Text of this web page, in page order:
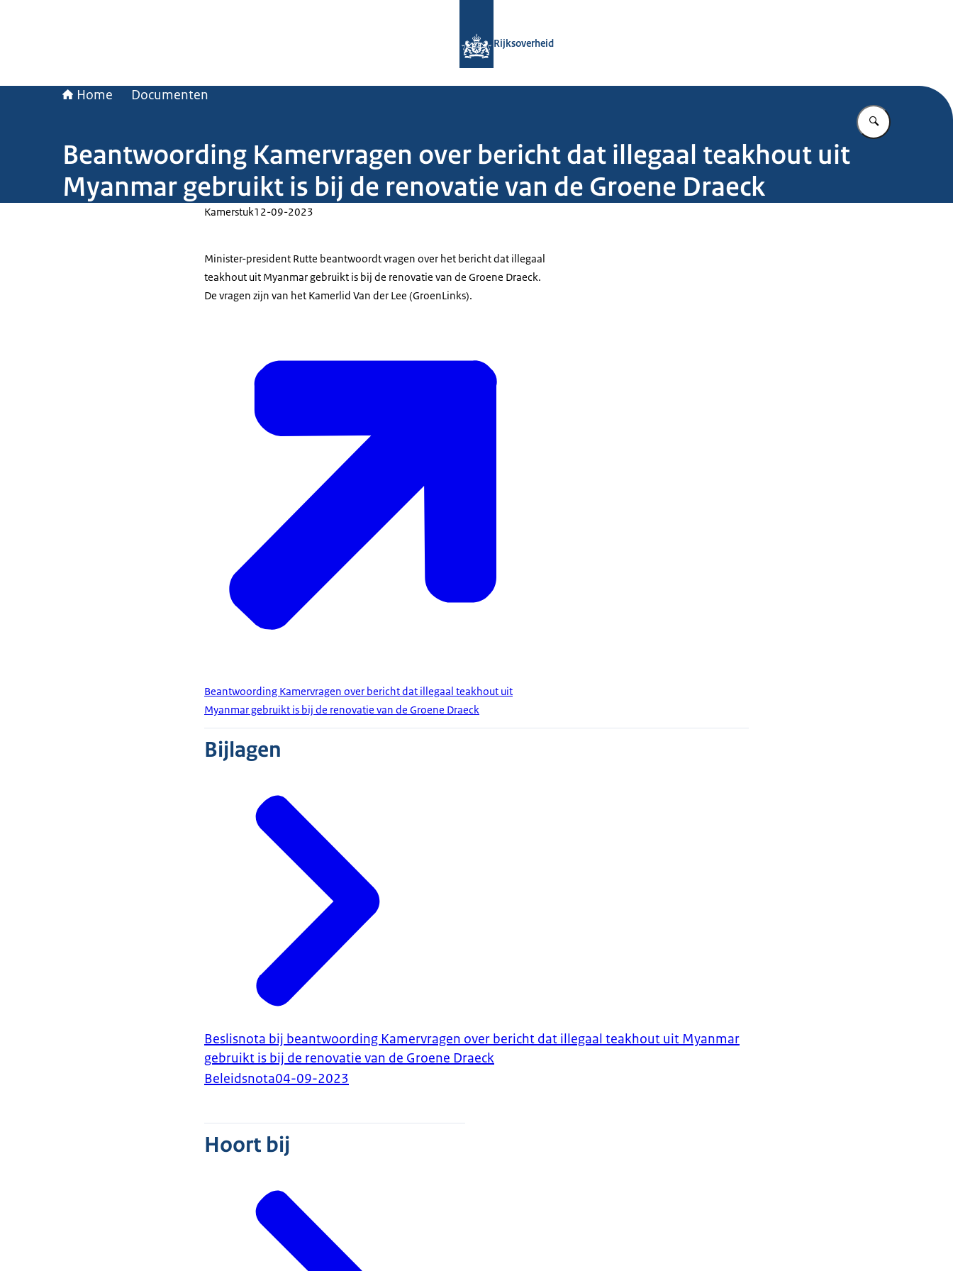
Rijksoverheid
Home Documenten
Vul in wat u
Beantwoording Kamervragen over bericht dat illegaal teakhout uit
Myanmar gebruikt is bij de renovatie van de Groene Draeck
Kamerstuk12-09-2023
Minister-president Rutte beantwoordt vragen over het bericht dat illegaal
teakhout uit Myanmar gebruikt is bij de renovatie van de Groene Draeck.
De vragen zijn van het Kamerlid Van der Lee (GroenLinks).
Beantwoording Kamervragen over bericht dat illegaal teakhout uit
Myanmar gebruikt is bij de renovatie van de Groene Draeck
Bijlagen
Beslisnota bij beantwoording Kamervragen over bericht dat illegaal teakhout uit Myanmar
gebruikt is bij de renovatie van de Groene Draeck
Beleidsnota04-09-2023
Hoort bij